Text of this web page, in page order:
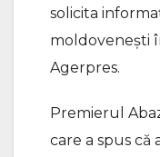
solicita
moldovenești
Agerpres.
Premierul
care a spus că